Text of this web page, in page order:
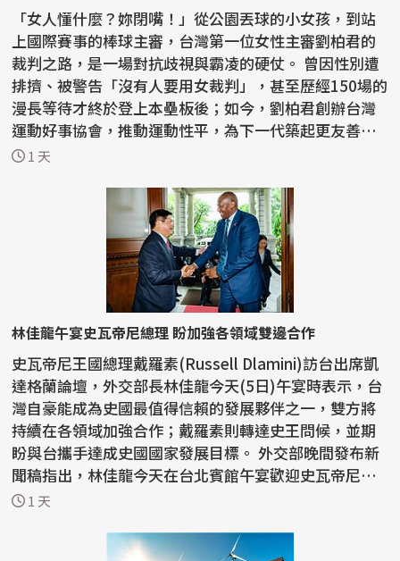
「女人懂什麼？妳閉嘴！」從公園丟球的小女孩，到站
上國際賽事的棒球主審，台灣第一位女性主審劉柏君的
裁判之路，是一場對抗歧視與霸凌的硬仗。 曾因性別遭
排擠、被警告「沒有人要用女裁判」，甚至歷經150場的
漫長等待才終於登上本壘板後；如今，劉柏君創辦台灣
運動好事協會，推動運動性平，為下一代築起更友善的
紅土...
1 天
林佳龍午宴史瓦帝尼總理 盼加強各領域雙邊合作
史瓦帝尼王國總理戴羅素(Russell Dlamini)訪台出席凱
達格蘭論壇，外交部長林佳龍今天(5日)午宴時表示，台
灣自豪能成為史國最值得信賴的發展夥伴之一，雙方將
持續在各領域加強合作；戴羅素則轉達史王問候，並期
盼與台攜手達成史國國家發展目標。 外交部晚間發布新
聞稿指出，林佳龍今天在台北賓館午宴歡迎史瓦帝尼王
國...1 天